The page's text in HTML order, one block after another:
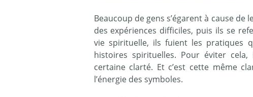
Beaucoup de gens s’égarent à cause de
des expériences difficiles, puis ils se
vie spirituelle, ils fuient les pratiques
histoires spirituelles. Pour éviter
certaine clarté. Et c’est cette même
l’énergie des symboles.